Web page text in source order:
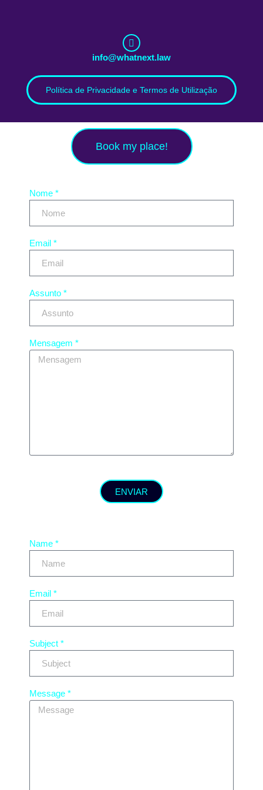
info@whatnext.law
Política de Privacidade e Termos de Utilização
Book my place!
Nome *
Email *
Assunto *
Mensagem *
ENVIAR
Name *
Email *
Subject *
Message *